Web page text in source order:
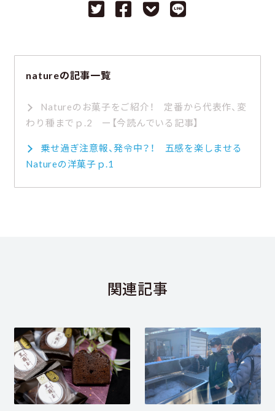
natureの記事一覧
Natureのお菓子をご紹介！ 定番から代表作、変
わり種までｐ.2
乗せ過ぎ注意報、発令中？！ 五感を楽しませる
Natureの洋菓子ｐ.1
関連記事